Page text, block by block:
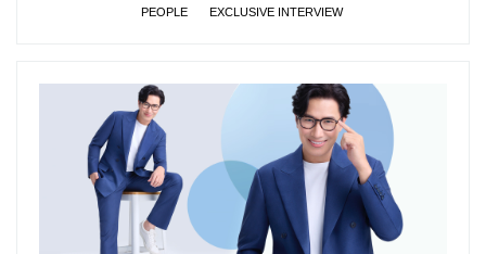
PEOPLE EXCLUSIVE INTERVIEW